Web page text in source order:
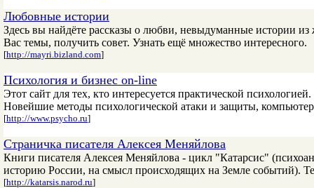
Любовные истории
Здесь вы найдёте рассказы о любви, невыдуманные истории
Вас темы, получить совет. Узнать ещё множество интересного.
[http://mayri.bizland.com]
Психология и бизнес on-line
Этот сайт для тех, кто интересуется практической
Новейшие методы психологической атаки и защиты,
[http://www.psycho.ru]
Страничка писателя Алексея Меняйлова
Книги писателя Алексея Меняйлова - цикл "Катарсис"
историю России, на смысл происходящих на Земле событий).
[http://katarsis.narod.ru]